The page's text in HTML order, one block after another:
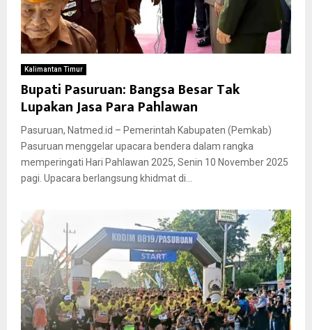
Kalimantan Timur
Bupati Pasuruan: Bangsa Besar Tak
Lupakan Jasa Para Pahlawan
Pasuruan, Natmed.id – Pemerintah Kabupaten (Pemkab)
Pasuruan menggelar upacara bendera dalam rangka
memperingati Hari Pahlawan 2025, Senin 10 November 2025
pagi. Upacara berlangsung khidmat di...